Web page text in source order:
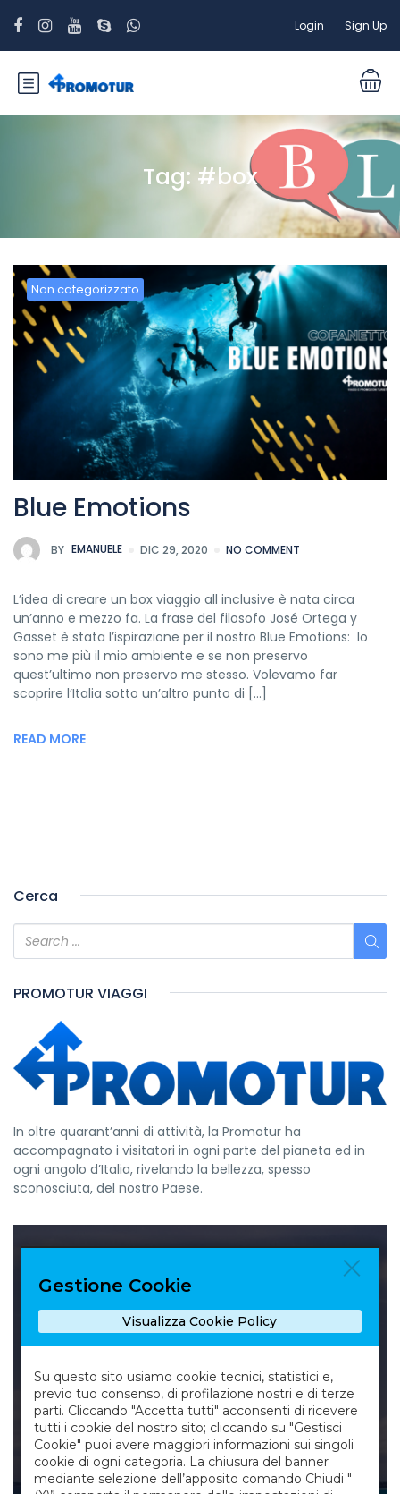
Login Sign Up
Tag: #box
Non categorizzato
Blue Emotions
BY EMANUELE DIC 29, 2020 NO COMMENT
L’idea di creare un box viaggio all inclusive è nata circa
un’anno e mezzo fa. La frase del filosofo José Ortega y
Gasset è stata l’ispirazione per il nostro Blue Emotions: Io
sono me più il mio ambiente e se non preservo
quest’ultimo non preservo me stesso. Volevamo far
scoprire l’Italia sotto un’altro punto di […]
READ MORE
Cerca
PROMOTUR VIAGGI
In oltre quarant’anni di attività, la Promotur ha
accompagnato i visitatori in ogni parte del pianeta ed in
ogni angolo d’Italia, rivelando la bellezza, spesso
sconosciuta, del nostro Paese.